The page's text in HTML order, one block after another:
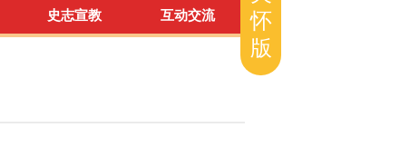
史志宣教 互动交流
怀
版